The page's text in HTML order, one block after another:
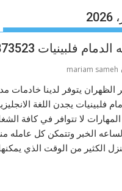
فلبينيات 0583873523
mariam sameh
الظهران يتوفر لدينا خادمات
فلبينيات يجدن اللغة
المهارات لا تتوافر في كافة
الخبر وتتمكن كل عامله
الكثير من الوقت الذي